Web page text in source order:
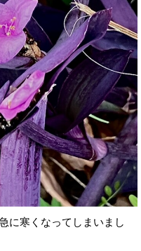
に寒くなってしまいまし